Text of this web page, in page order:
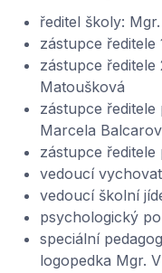
ředitel školy:
zástupce ředitele
zástupce ředitele
Matoušková
zástupce
Marcela
zástupce
vedoucí
vedoucí školní
psychologický
speciální
logopedka Mgr.